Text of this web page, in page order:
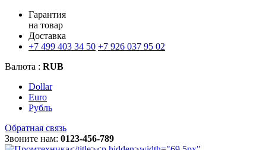
Гарантия
на товар
Доставка
+7 499 403 34 50 +7 926 037 95 02
Валюта : RUB
Dollar
Euro
Рубль
Обратная связь
Звоните нам: 0123-456-789